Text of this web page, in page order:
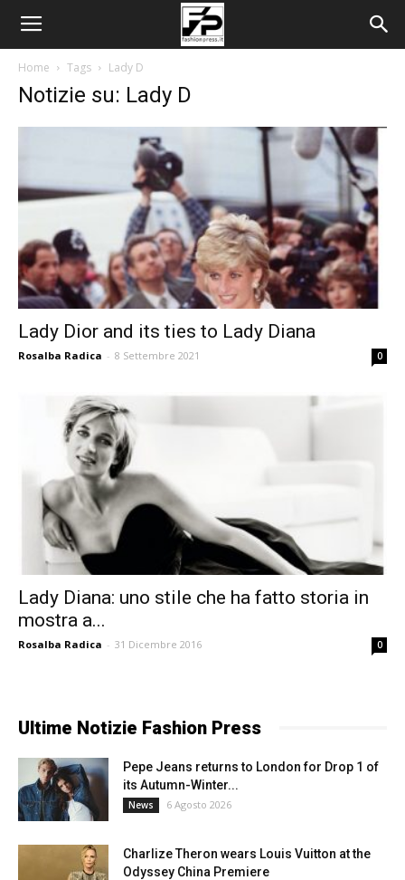
Home Tags Lady D
Notizie su: Lady D
Lady Dior and its ties to Lady Diana
Rosalba Radica - 8 Settembre 2021 0
Lady Diana: uno stile che ha fatto storia in
mostra a...
Rosalba Radica - 31 Dicembre 2016 0
Ultime Notizie Fashion Press
Pepe Jeans returns to London for Drop 1 of
its Autumn-Winter...
News 6 Agosto 2026
Charlize Theron wears Louis Vuitton at the
Odyssey China Premiere